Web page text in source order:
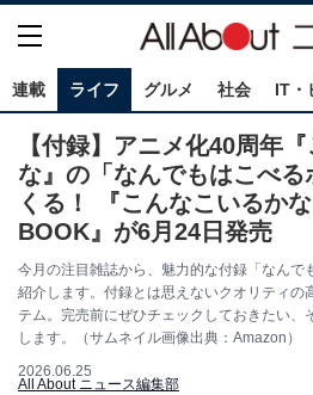
連載 ライフ グルメ 社会 IT・
【付録】アニメ化40周年
な』の「なんでもはこべ
くる！ 『こんなこいるか
BOOK』が6月24日発売
今月の注目雑誌から、魅力的な付録「なんで
紹介します。付録とは思えないクオリティの
テム。完売前にぜひチェックしておきたい、
します。（サムネイル画像出典：Amazon）
2026.06.25
All About ニュース編集部